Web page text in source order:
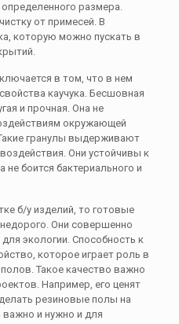
размера.
от примесей. В
которую можно пускать в
в том, что в нем
каучука. Бесшовная
и прочная. Она не
окружающей
гранулы выдерживают
Они устойчивы к
не боится бактериального и
б/у изделий, то готовые
Они совершенно
экологии. Способность к
которое играет роль в
Такое качество важно
Например, его ценят
резиновые полы на
и нужно и для